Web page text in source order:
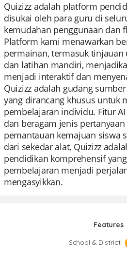
Quizizz adalah platform
disukai oleh para guru di
kemudahan penggunaan dan
Platform kami menawarkan
permainan, termasuk tinjauan
dan latihan mandiri,
menjadi interaktif dan
Quizizz adalah gudang
yang dirancang khusus untuk
pembelajaran individu. Fitur
dan beragam jenis
pemantauan kemajuan siswa
dari sekedar alat, Quizizz
pendidikan komprehensif
pembelajaran menjadi
mengasyikkan.
Features
School & District